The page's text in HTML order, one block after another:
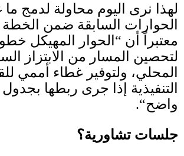
لهذا نرى اليوم محاولة لدمج
الحوارات السابقة ضمن الخطة
معتبراً أن “ الحوار المهيكل
لتحصين المسار من الابتزاز
المحلي، ولتوفير غطاء أممي
التنفيذية إذا جرى ربطها
واضح“.
جلسات تشاورية؟